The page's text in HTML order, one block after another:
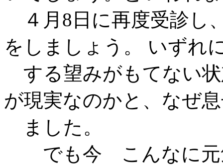
４月8日に再度受診し
をしましょう。 いずれ
する望みがもてない
が現実なのかと、なぜ
ました。
でも今 こんなに元